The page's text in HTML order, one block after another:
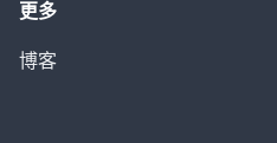
更多
博客